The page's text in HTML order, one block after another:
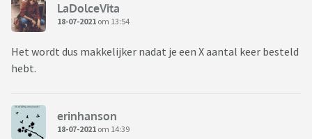
LaDolceVita
18-07-2021 om 13:54
Het wordt dus makkelijker nadat je een X aantal keer besteld
hebt.
erinhanson
18-07-2021 om 14:39